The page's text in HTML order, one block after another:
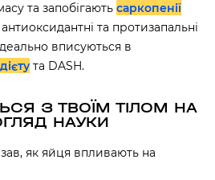
та запобігають саркопенії
та протизапальні
вписуються в
та DASH.
З ТВОЇМ ТІЛОМ НА
НАУКИ
як яйця впливають на